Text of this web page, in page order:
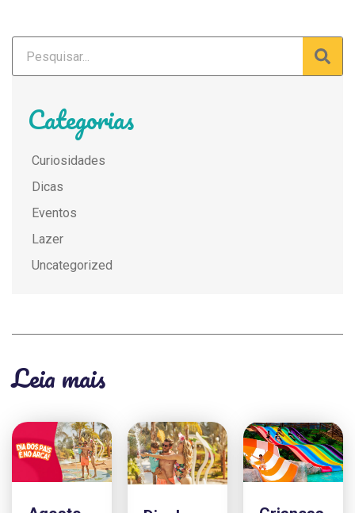
Categorias
Curiosidades
Dicas
Eventos
Lazer
Uncategorized
Leia mais